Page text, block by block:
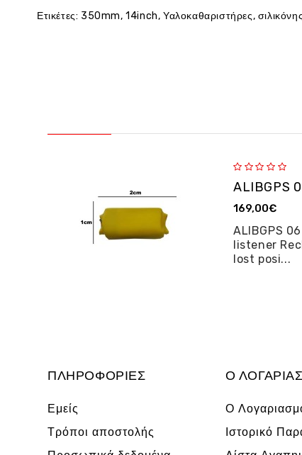
Ετικέτες: 350mm,14inch,Υαλοκαθαριστήρες,
169,00€
ALIBGPS
listener
lost posi...
ΠΛΗΡΟΦΟΡΊΕΣ
Εμείς
Τρόποι αποστολής
Ο
Ο
Ιστορικό